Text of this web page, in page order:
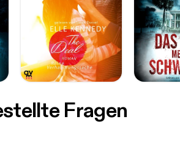
Fragen